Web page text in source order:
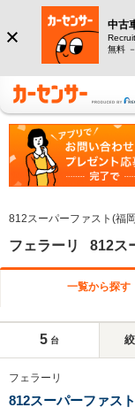
中古
無料
812スーパーファスト(福
フェラーリ 812ス
一覧から探す
5 台
フェラーリ
812スーパーファス